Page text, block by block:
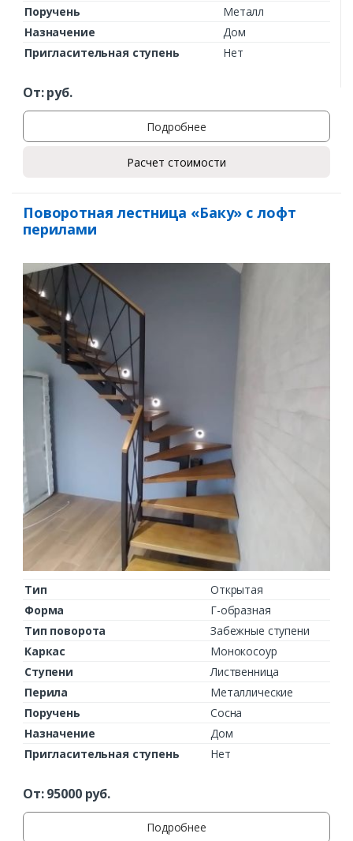
Поручень
Металл
Назначение
Дом
Пригласительная ступень
Нет
От:руб.
Подробнее
Расчет стоимости
Поворотная лестница «Баку» с лофт
перилами
Тип
Открытая
Форма
Г-образная
Тип поворота
Забежные ступени
Каркас
Монокосоур
Ступени
Лиственница
Перила
Металлические
Поручень
Сосна
Назначение
Дом
Пригласительная ступень
Нет
От:95000руб.
Подробнее